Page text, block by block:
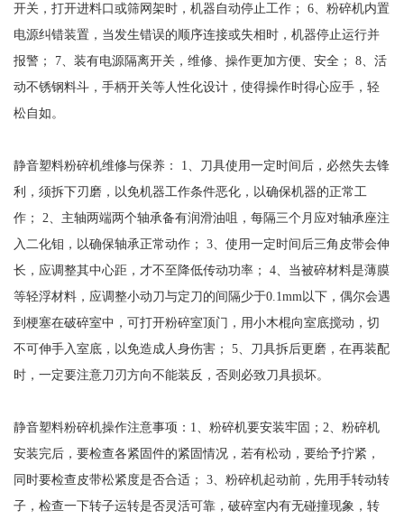
开关，打开进料口或筛网架时，机器自动停止工作； 6、粉碎机内置
电源纠错装置，当发生错误的顺序连接或失相时，机器停止运行并
报警； 7、装有电源隔离开关，维修、操作更加方便、安全； 8、活
动不锈钢料斗，手柄开关等人性化设计，使得操作时得心应手，轻
松自如。